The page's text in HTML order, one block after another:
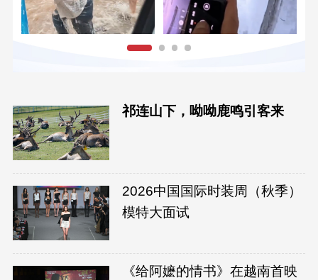
祁连山下，呦呦鹿鸣引客来
2026中国国际时装周（秋季）
模特大面试
《给阿嬷的情书》在越南首映